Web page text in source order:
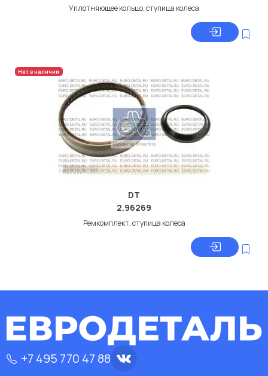
Уплотняющее кольцо, ступица колеса
Нет в наличии
DT
2.96269
Ремкомплект, ступица колеса
+7 495 770 47 88